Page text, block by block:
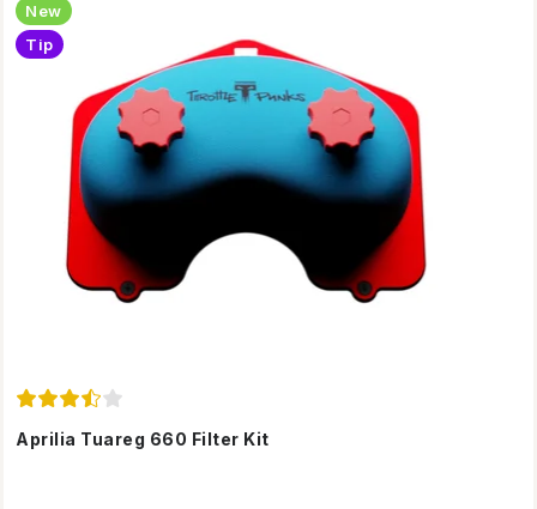
Aprilia Tuareg 660 Filter Kit
New
Tip